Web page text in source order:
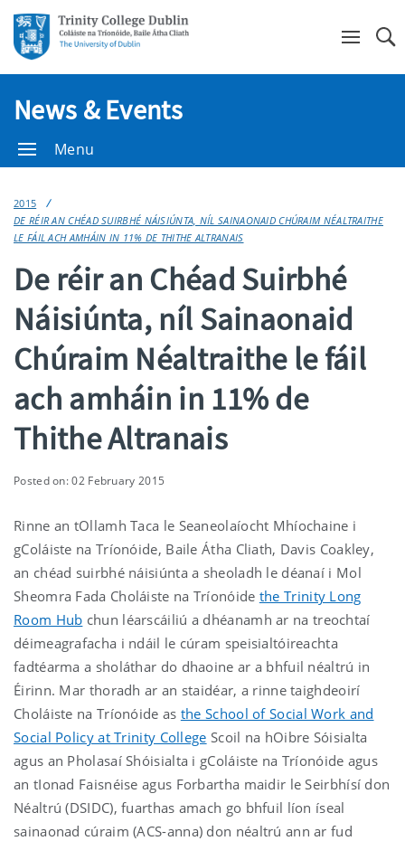
News & Events
Menu
2015
DE RÉIR AN CHÉAD SUIRBHÉ NÁISIÚNTA, NÍL SAINAONAID CHÚRAIM NÉALTRAITHE
LE FÁIL ACH AMHÁIN IN 11% DE THITHE ALTRANAIS
De réir an Chéad Suirbhé
Náisiúnta, níl Sainaonaid
Chúraim Néaltraithe le fáil
ach amháin in 11% de
Thithe Altranais
Posted on: 02 February 2015
Rinne an tOllamh Taca le Seaneolaíocht Mhíochaine i
gColáiste na Tríonóide, Baile Átha Cliath, Davis Coakley,
an chéad suirbhé náisiúnta a sheoladh le déanaí i Mol
Sheomra Fada Choláiste na Tríonóide the Trinity Long
Room Hub chun léarscáiliú a dhéanamh ar na treochtaí
déimeagrafacha i ndáil le cúram speisialtóireachta
fadtéarma a sholáthar do dhaoine ar a bhfuil néaltrú in
Éirinn. Mar thoradh ar an staidéar, a rinne taighdeoirí
Choláiste na Tríonóide as the School of Social Work and
Social Policy at Trinity College Scoil na hOibre Sóisialta
agus an Pholasaí Shóisialta i gColáiste na Tríonóide agus
an tIonad Faisnéise agus Forbartha maidir le Seirbhísí don
Néaltrú (DSIDC), fuarthas amach go bhfuil líon íseal
sainaonad cúraim (ACS-anna) don néaltrú ann ar fud